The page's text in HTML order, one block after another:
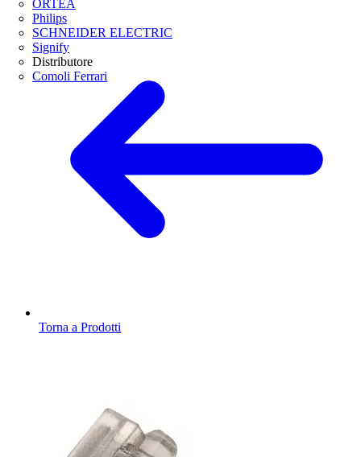
ORTEA
Philips
SCHNEIDER ELECTRIC
Signify
Distributore
Comoli Ferrari
Torna a Prodotti